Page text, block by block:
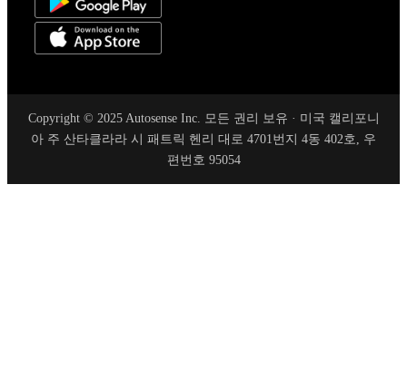
Copyright © 2025 Autosense Inc. 모든 권리 보유 · 미국 캘리포니
아 주 산타클라라 시 패트릭 헨리 대로 4701번지 4동 402호, 우
편번호 95054